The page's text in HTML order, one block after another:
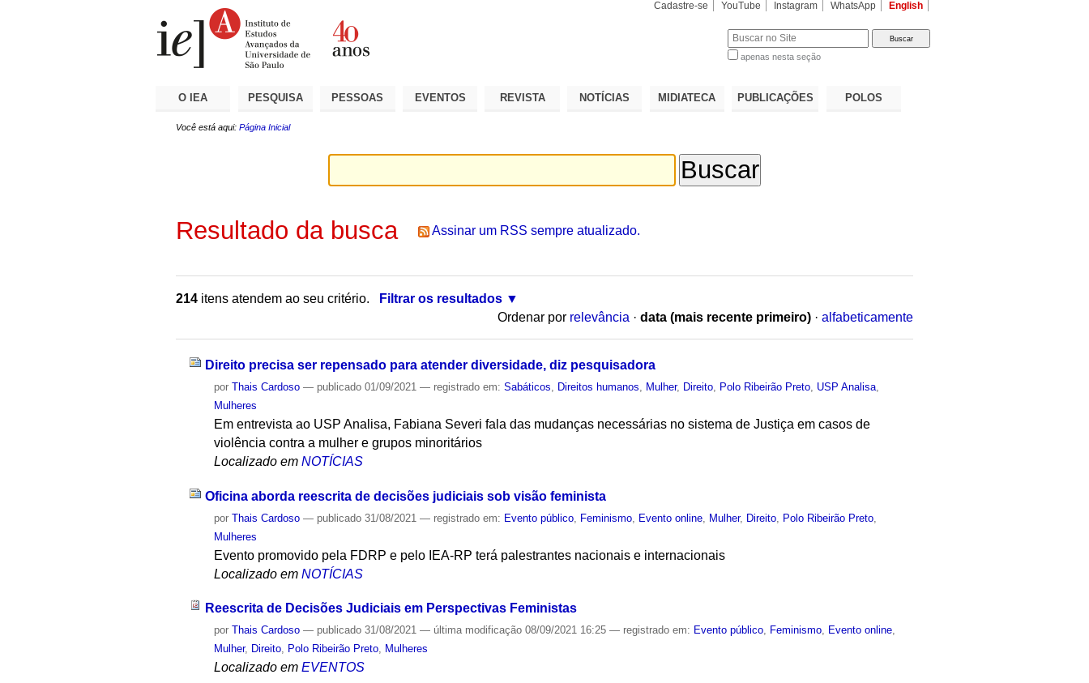
Cadastre-se YouTube Instagram WhatsApp English
apenas nesta seção
O IEA PESQUISA PESSOAS EVENTOS REVISTA NOTÍCIAS MIDIATECA PUBLICAÇÕES POLOS
Você está aqui: Página Inicial
Resultado da busca Assinar um RSS sempre atualizado.
214 itens atendem ao seu critério.
Filtrar os resultados
Ordenar por relevância · data (mais recente primeiro) · alfabeticamente
Direito precisa ser repensado para atender diversidade, diz pesquisadora
porThais Cardoso — publicado 01/09/2021— registrado em:Sabáticos Direitos humanos Mulher, Direito Polo Ribeirão Preto USP Analisa
Mulheres
Em entrevista ao USP Analisa, Fabiana Severi fala das mudanças necessárias no sistema de Justiça em casos de
violência contra a mulher e grupos minoritários
Localizado em NOTÍCIAS
Oficina aborda reescrita de decisões judiciais sob visão feminista
porThais Cardoso — publicado 31/08/2021— registrado em: Evento público Feminismo Evento online Mulher, Direito Polo Ribeirão Preto
Mulheres
Evento promovido pela FDRP e pelo IEA-RP terá palestrantes nacionais e internacionais
Localizado em NOTÍCIAS
Reescrita de Decisões Judiciais em Perspectivas Feministas
porThais Cardoso — publicado 31/08/2021— última modificação 08/09/2021 16:25— registrado em: Evento público, Feminismo, Evento online,
Mulher, Direito, Polo Ribeirão Preto, Mulheres
Localizado em EVENTOS